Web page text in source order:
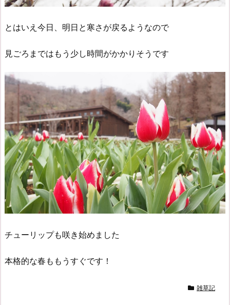
とはいえ今日、明日と寒さが戻るようなので
見ごろまではもう少し時間がかかりそうです
チューリップも咲き始めました
本格的な春ももうすぐです！
雑草記